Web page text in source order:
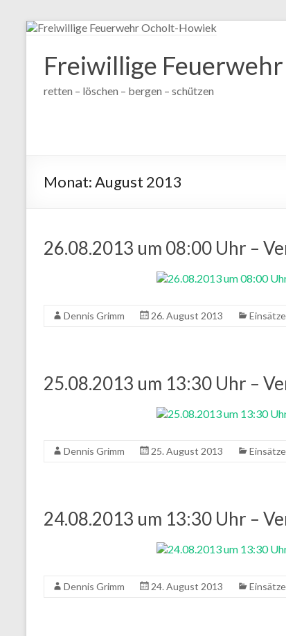
Zum
wechseln
Freiwillige
retten – löschen – bergen – schützen
Monat:August 2013
26.08.2013 um 08:00 Uhr –
Dennis Grimm 26. August 2013
25.08.2013 um 13:30 Uhr –
Dennis Grimm 25. August 2013
24.08.2013 um 13:30 Uhr –
Dennis Grimm 24. August 2013